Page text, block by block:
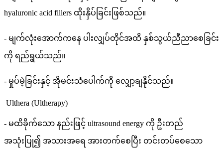
hyaluronic acid fillers ထိုးနှိပ်ခြင်းဖြစ်သည်။
- မျက်လုံးအောက်ကနေ ပါးလျှပ်တိုင်အထိ နှစ်သွယ်ညီညာစေခြင်း
ကို ရည်ရွယ်သည်။
- မှုပ်မဲ့ခြင်းနှင့် အိုမင်းသံပေါက်ကို လျှော့ချနိုင်သည်။
Ulthera (Ultherapy)
- မထိခိုက်သော နည်းဖြင့် ultrasound energy ကို ဦးတည်
အသုံးပြု၍ အသားအရေ အားတက်စေပြီး တင်းတပ်စေသော